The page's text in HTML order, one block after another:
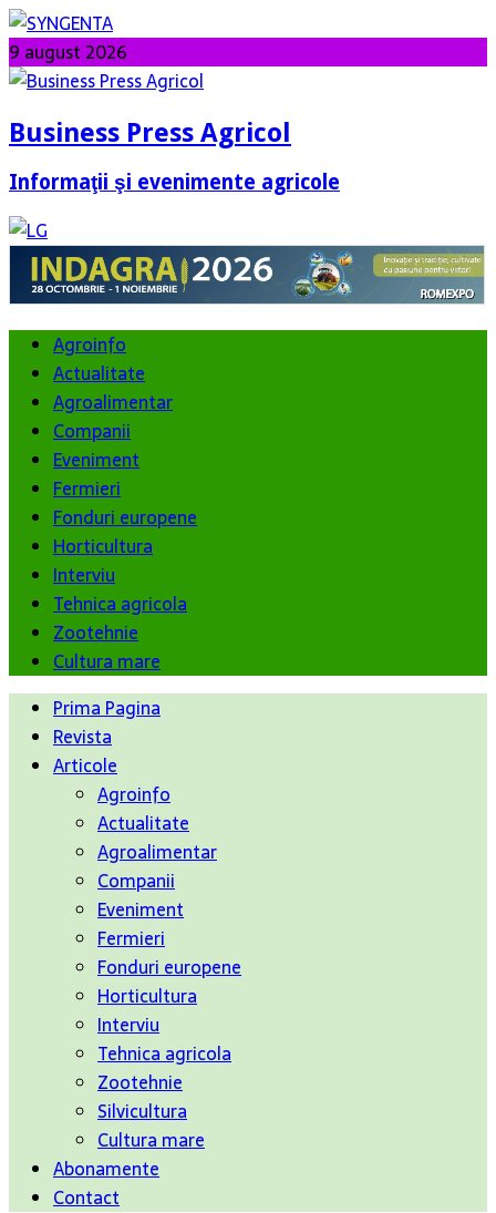
9 august 2026
Business Press Agricol
Informaţii şi evenimente agricole
Agroinfo
Actualitate
Agroalimentar
Companii
Eveniment
Fermieri
Fonduri europene
Horticultura
Interviu
Tehnica agricola
Zootehnie
Cultura mare
Prima Pagina
Revista
Articole
Agroinfo
Actualitate
Agroalimentar
Companii
Eveniment
Fermieri
Fonduri europene
Horticultura
Interviu
Tehnica agricola
Zootehnie
Silvicultura
Cultura mare
Abonamente
Contact